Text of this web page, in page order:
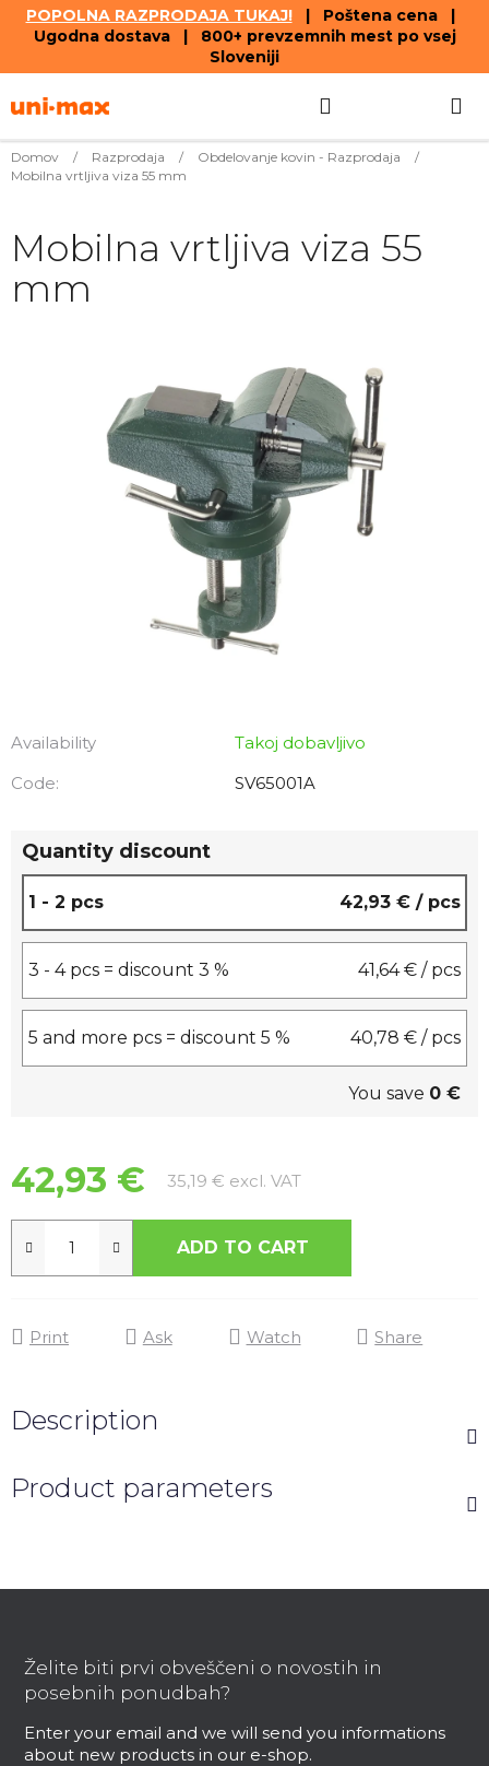
POPOLNA RAZPRODAJA TUKAJ!| Poštena cena |
Ugodna dostava | 800+ prevzemnih mest po vsej
Sloveniji
to
Domov / Razprodaja / Obdelovanje kovin - Razprodaja
/
Mobilna vrtljiva viza 55 mm
Availability
Takoj dobavljivo
Code:
SV65001A
Quantity discount
1 - 2 pcs 42,93 € / pcs
3 - 4 pcs = discount 3 % 41,64 € / pcs
5 and more pcs = discount 5 % 40,78 € / pcs
You save 0 €
42,93 € 35,19 € excl. VATMeasure price:
ADD TO CART
Print Ask Watch Share
Mobilna vrtljiva viza 55
mm
Description
Product parameters
Želite biti prvi obveščeni o novostih in
posebnih ponudbah?
Enter your email and we will send you informations
about new products in our e-shop.